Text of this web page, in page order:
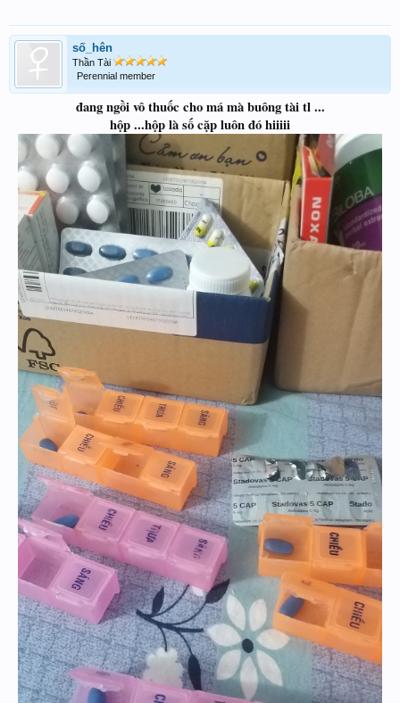
số_hên
Thần Tài
Perennial member
đang ngồi vô thuốc cho má mà buông tài tl ...
hộp ...hộp là số cặp luôn đó hiiiii